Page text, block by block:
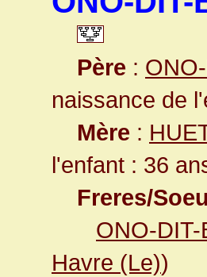
Père :
naissance de
Mère :
l'enfant : 36
Freres/
ONO-
Havre (Le))